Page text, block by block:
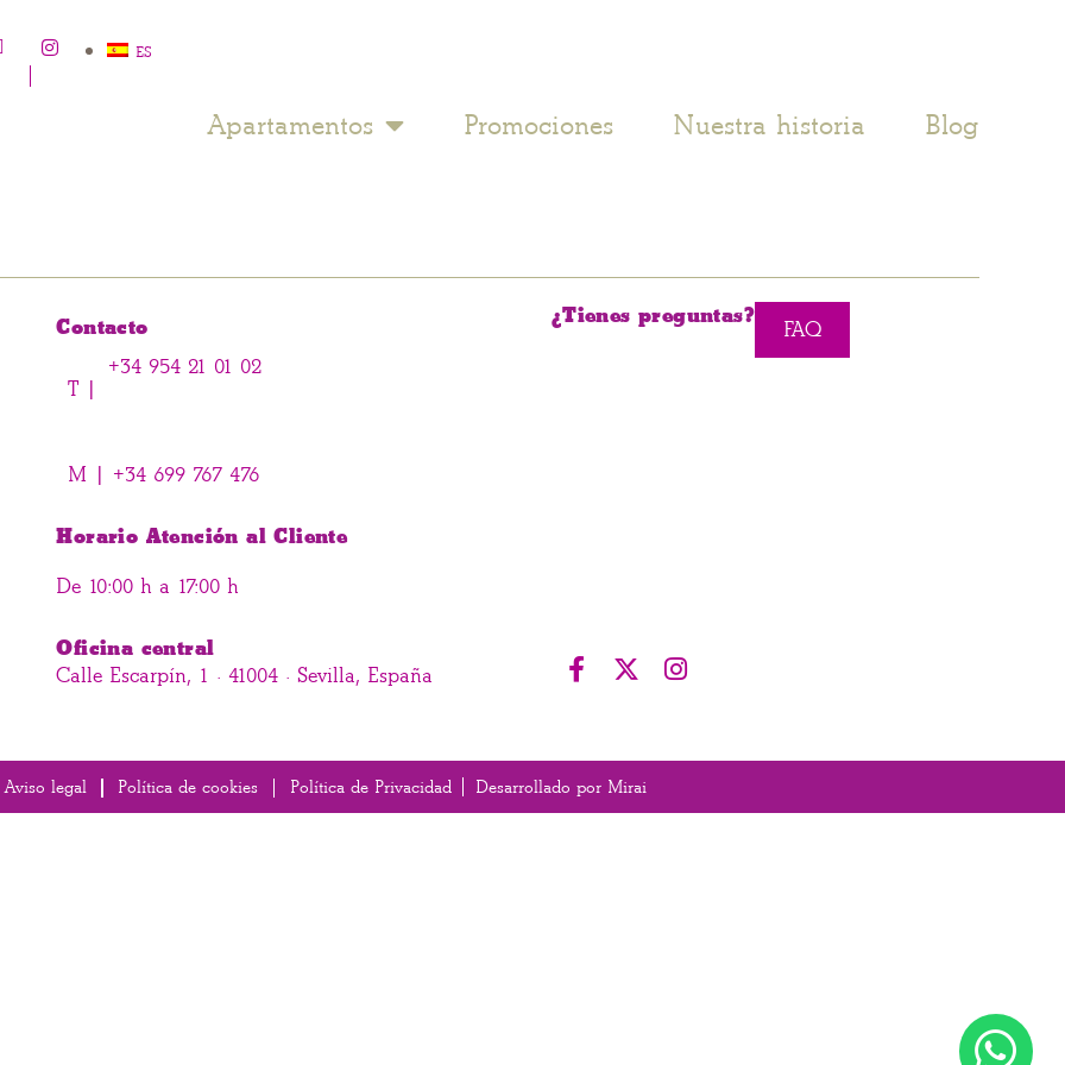
ES
Apartamentos Promociones Nuestra historia Blog
Contacto
T |
+34 954 21 01 02
M | +34 699 767 476
Horario Atención al Cliente
De 10:00 h a 17:00 h
Oficina central
Calle Escarpín, 1 · 41004 · Sevilla, España
¿Tienes preguntas?
FAQ
Aviso legal Política de cookies Política de Privacidad Desarrollado por Mirai